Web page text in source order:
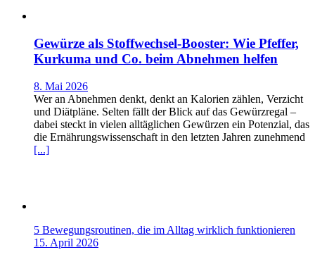
Gewürze als Stoffwechsel-Booster: Wie Pfeffer,
Kurkuma und Co. beim Abnehmen helfen
8. Mai 2026
Wer an Abnehmen denkt, denkt an Kalorien zählen, Verzicht
und Diätpläne. Selten fällt der Blick auf das Gewürzregal –
dabei steckt in vielen alltäglichen Gewürzen ein Potenzial, das
die Ernährungswissenschaft in den letzten Jahren zunehmend
[...]
5 Bewegungsroutinen, die im Alltag wirklich funktionieren
15. April 2026